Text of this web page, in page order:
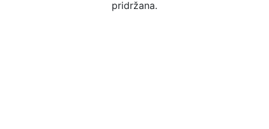
pridržana.